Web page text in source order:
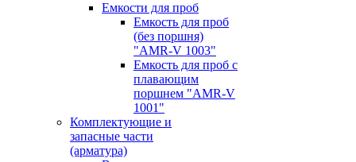
Емкости для проб
Емкость для проб
(без поршня)
"AMR-V 1003"
Емкость для проб с
плавающим
поршнем "AMR-V
1001"
Комплектующие и
запасные части
(арматура)